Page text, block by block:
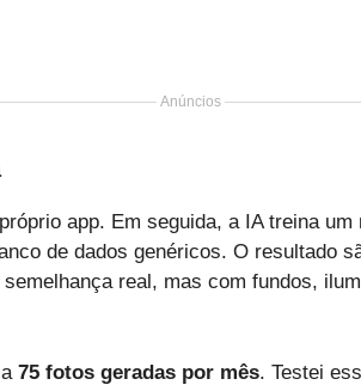
Anúncios
app. Em seguida, a IA treina
de dados genéricos. O resultado
real, mas com fundos,
75 fotos geradas por mês. Testei